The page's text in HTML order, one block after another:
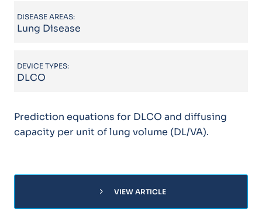
DISEASE AREAS:
Lung Disease
DEVICE TYPES:
DLCO
Prediction equations for DLCO and diffusing
capacity per unit of lung volume (DL/VA).
chevron_right VIEW ARTICLE